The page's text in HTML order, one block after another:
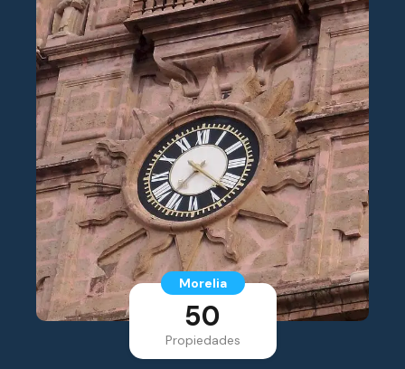
Morelia
50
Propiedades